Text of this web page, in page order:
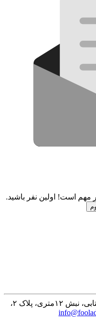
است! اولین نفر باشید.
تهران، قیطریه، میدان کتابی، خیابان کتابی، نبش ۱۲متری، پلاک ۲،